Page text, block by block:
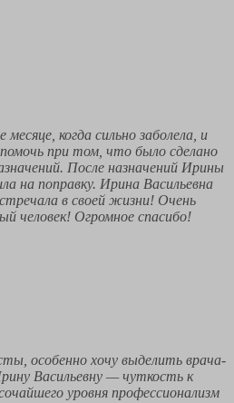
когда сильно заболела, и
при том, что было сделано
После назначений Ирины
на поправку. Ирина Васильевна
в своей жизни! Очень
человек! Огромное спасибо!
особенно хочу выделить врача-
Васильевну — чуткость к
уровня профессионализм